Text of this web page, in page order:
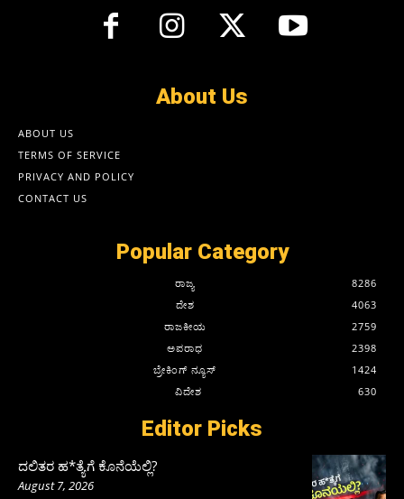
About Us
ABOUT US
TERMS OF SERVICE
PRIVACY AND POLICY
CONTACT US
Popular Category
ರಾಜ್ಯ
8286
ದೇಶ
4063
ರಾಜಕೀಯ
2759
ಅಪರಾಧ
2398
ಬ್ರೇಕಿಂಗ್ ನ್ಯೂಸ್
1424
ವಿದೇಶ
630
Editor Picks
ದಲಿತರ ಹ*ತ್ಯೆಗೆ ಕೊನೆಯೆಲ್ಲಿ?
August 7, 2026